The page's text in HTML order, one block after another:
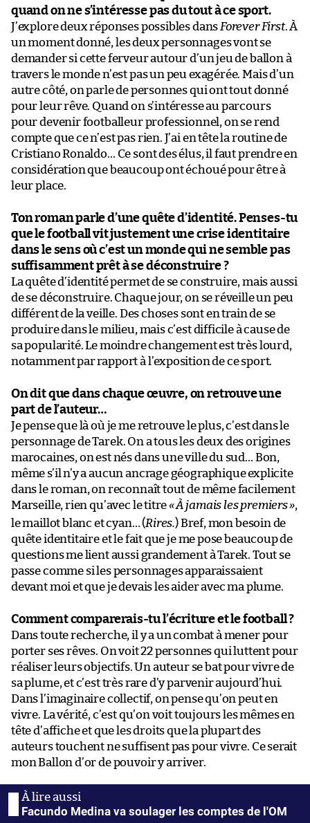
quand on ne s’intéresse pas du tout à ce sport.
J’explore deux réponses possibles dans Forever First. À
un moment donné, les deux personnages vont se
demander si cette ferveur autour d’un jeu de ballon à
travers le monde n’est pas un peu exagérée. Mais d’un
autre côté, on parle de personnes qui ont tout donné
pour leur rêve. Quand on s’intéresse au parcours
pour devenir footballeur professionnel, on se rend
compte que ce n’est pas rien. J’ai en tête la routine de
Cristiano Ronaldo… Ce sont des élus, il faut prendre en
considération que beaucoup ont échoué pour être à
leur place.
Ton roman parle d’une quête d’identité. Penses-tu
que le football vit justement une crise identitaire
dans le sens où c’est un monde qui ne semble pas
suffisamment prêt à se déconstruire ?
La quête d’identité permet de se construire, mais aussi
de se déconstruire. Chaque jour, on se réveille un peu
différent de la veille. Des choses sont en train de se
produire dans le milieu, mais c’est difficile à cause de
sa popularité. Le moindre changement est très lourd,
notamment par rapport à l’exposition de ce sport.
On dit que dans chaque œuvre, on retrouve une
part de l’auteur…
Je pense que là où je me retrouve le plus, c’est dans le
personnage de Tarek. On a tous les deux des origines
marocaines, on est nés dans une ville du sud… Bon,
même s’il n’y a aucun ancrage géographique explicite
dans le roman, on reconnaît tout de même facilement
Marseille, rien qu’avec le titre«À jamais les premiers»,
le maillot blanc et cyan… (Rires.) Bref, mon besoin de
quête identitaire et le fait que je me pose beaucoup de
questions me lient aussi grandement à Tarek. Tout se
passe comme si les personnages apparaissaient
devant moi et que je devais les aider avec ma plume.
Comment comparerais-tu l’écriture et le football ?
Dans toute recherche, il y a un combat à mener pour
porter ses rêves. On voit 22 personnes qui luttent pour
réaliser leurs objectifs. Un auteur se bat pour vivre de
sa plume, et c’est très rare d’y parvenir aujourd’hui.
Dans l’imaginaire collectif, on pense qu’on peut en
vivre. La vérité, c’est qu’on voit toujours les mêmes en
tête d’affiche et que les droits que la plupart des
auteurs touchent ne suffisent pas pour vivre. Ce serait
mon Ballon d’or de pouvoir y arriver.
Facundo Medina va soulager les comptes de l'OM